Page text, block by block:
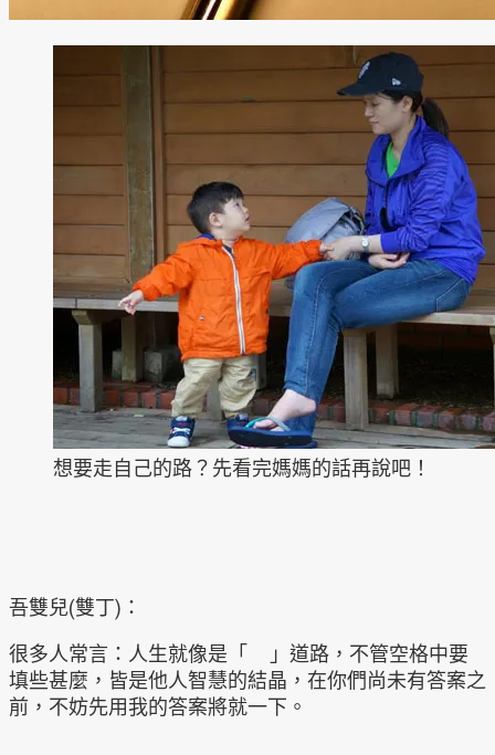
想要走自己的路？先看完媽媽的話再說吧！
吾雙兒(雙丁)：
很多人常言：人生就像是「 」道路，不管空格中要
填些甚麼，皆是他人智慧的結晶，在你們尚未有答案之
前，不妨先用我的答案將就一下。